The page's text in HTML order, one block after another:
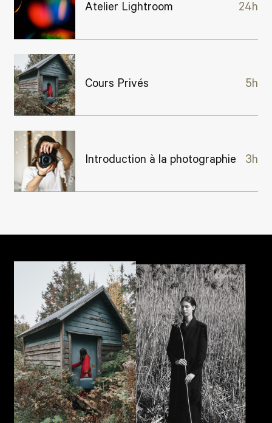
Atelier Lightroom 24h
Cours Privés 5h
Introduction à la photographie 3h